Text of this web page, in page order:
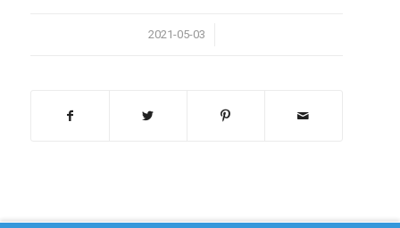
2021-05-03
/